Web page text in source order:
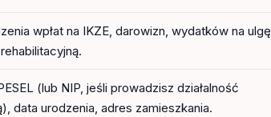
wpłat na IKZE, darowizn, wydatków na ulgę
(lub NIP, jeśli prowadzisz działalność
data urodzenia, adres zamieszkania.